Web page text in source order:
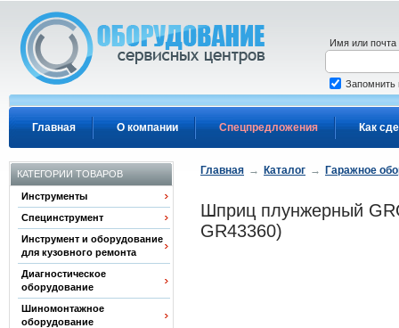
Главная О компании Спецпредложения Как
Имя или почта
Запомнить
КАТЕГОРИИ ТОВАРОВ
Инструменты
Специнструмент
Инструмент и оборудование
для кузовного ремонта
Диагностическое
оборудование
Шиномонтажное
оборудование
Главная → Каталог → Гаражное
Шприц плунжерный
GR43360)